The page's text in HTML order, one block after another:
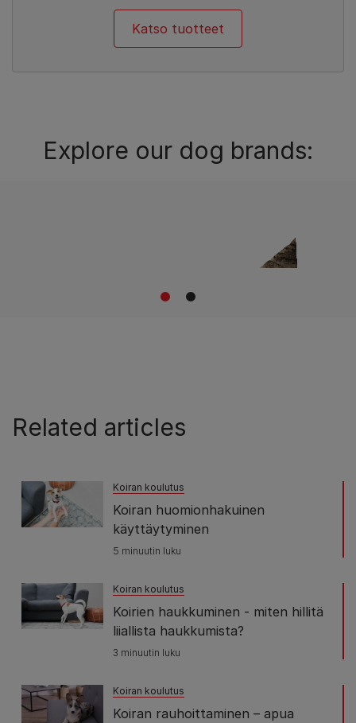
Katso tuotteet
Explore our dog brands:
1 2
Related articles
Koiran koulutus
Koiran huomionhakuinen
käyttäytyminen
5 minuutin luku
Koiran koulutus
Koirien haukkuminen - miten hillitä
liiallista haukkumista?
3 minuutin luku
Koiran koulutus
Koiran rauhoittaminen – apua